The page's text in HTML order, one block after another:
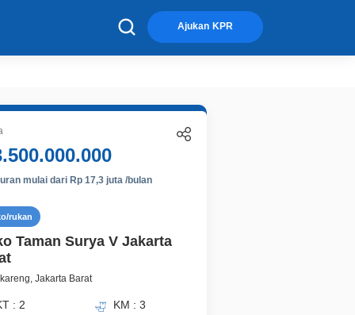
Ajukan KPR
mulai dari Rp 17,3 juta /bulan
rukan
Taman Surya V Jakarta
Jakarta Barat
: 2
KM : 3